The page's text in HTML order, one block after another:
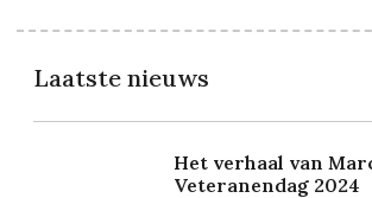
Laatste nieuws
Het verhaal van
Veteranendag 2024